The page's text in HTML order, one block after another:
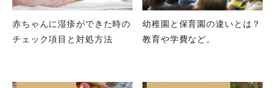
赤ちゃんに湿疹ができた時の
チェック項目と対処方法
幼稚園と保育園の違いとは？
教育や学費など。